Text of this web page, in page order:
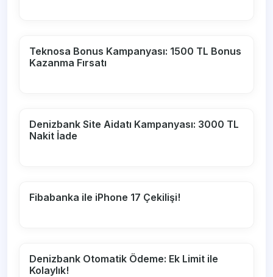
Teknosa Bonus Kampanyası: 1500 TL Bonus
Kazanma Fırsatı
Denizbank Site Aidatı Kampanyası: 3000 TL
Nakit İade
Fibabanka ile iPhone 17 Çekilişi!
Denizbank Otomatik Ödeme: Ek Limit ile
Kolaylık!